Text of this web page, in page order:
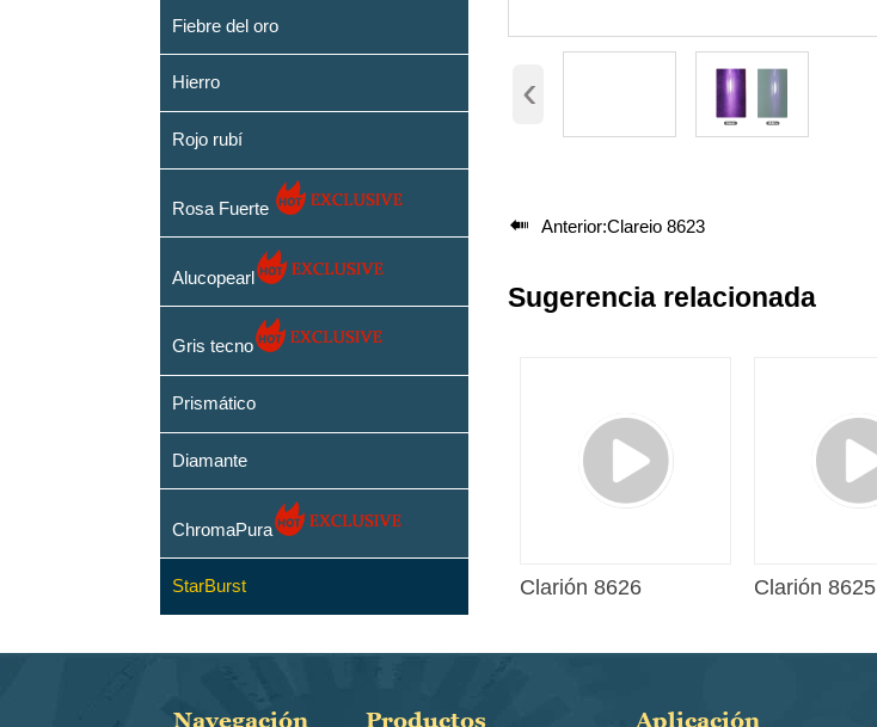
Fiebre del oro
Hierro
Rojo rubí
Rosa Fuerte
Alucopearl
Gris tecno
Prismático
Diamante
ChromaPura
StarBurst
‹
 Anterior:Clareio 8623
Sugerencia relacionada
Clarión 8626 Clarión 8625
Navegación Productos Aplicación